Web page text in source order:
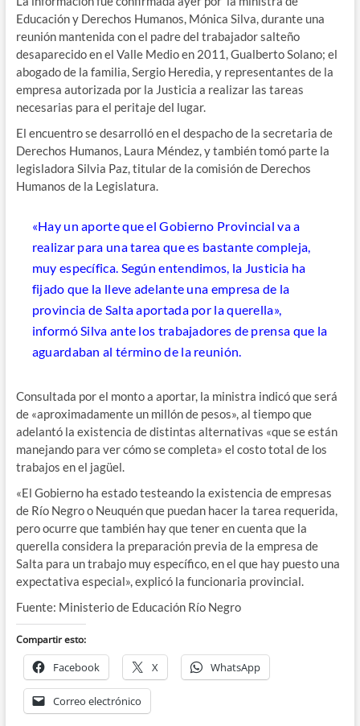
Educación y Derechos Humanos, Mónica Silva, durante una
reunión mantenida con el padre del trabajador salteño
desaparecido en el Valle Medio en 2011, Gualberto Solano; el
abogado de la familia, Sergio Heredia, y representantes de la
empresa autorizada por la Justicia a realizar las tareas
necesarias para el peritaje del lugar.
El encuentro se desarrolló en el despacho de la secretaria de
Derechos Humanos, Laura Méndez, y también tomó parte la
legisladora Silvia Paz, titular de la comisión de Derechos
Humanos de la Legislatura.
«Hay un aporte que el Gobierno Provincial va a
realizar para una tarea que es bastante compleja,
muy específica. Según entendimos, la Justicia ha
fijado que la lleve adelante una empresa de la
provincia de Salta aportada por la querella»,
informó Silva ante los trabajadores de prensa que la
aguardaban al término de la reunión.
Consultada por el monto a aportar, la ministra indicó que será
de «aproximadamente un millón de pesos», al tiempo que
adelantó la existencia de distintas alternativas «que se están
manejando para ver cómo se completa» el costo total de los
trabajos en el jagüel.
«El Gobierno ha estado testeando la existencia de empresas
de Río Negro o Neuquén que puedan hacer la tarea requerida,
pero ocurre que también hay que tener en cuenta que la
querella considera la preparación previa de la empresa de
Salta para un trabajo muy específico, en el que hay puesto una
expectativa especial», explicó la funcionaria provincial.
Fuente: Ministerio de Educación Río Negro
Compartir esto:
Facebook X WhatsApp
Correo electrónico